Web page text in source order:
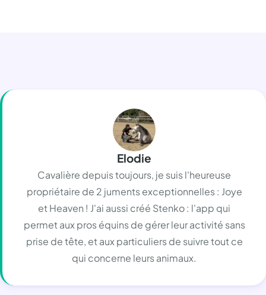
Elodie
Cavalière depuis toujours, je suis l'heureuse
propriétaire de 2 juments exceptionnelles : Joye
et Heaven ! J'ai aussi créé Stenko : l'app qui
permet aux pros équins de gérer leur activité sans
prise de tête, et aux particuliers de suivre tout ce
qui concerne leurs animaux.